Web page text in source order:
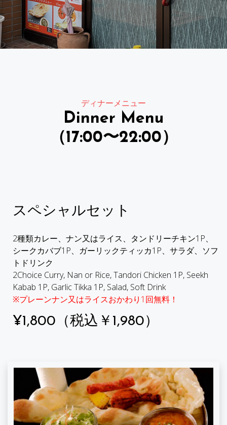
ディナーメニュー
Dinner Menu
（17:00〜22:00）
スペシャルセット
2種類カレー、ナン又はライス、タンドリーチキン1P、
シークカバブ1P、ガーリックティッカ1P、サラダ、ソフ
トドリンク
2Choice Curry, Nan or Rice, Tandori Chicken 1P, Seekh
Kabab 1P, Garlic Tikka 1P, Salad, Soft Drink
※プレーンナン又はライスおかわり1回無料！
¥1,800（税込￥1,980）